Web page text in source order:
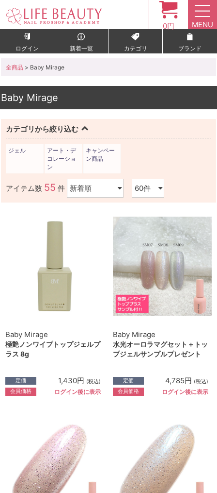
0円 MENU
ログイン 新着一覧 カテゴリ ブランド
全商品 > Baby Mirage
Baby Mirage
カテゴリから絞り込む
ジェル
アート・デ
コレーショ
ン
キャンペー
ン商品
アイテム数 55 件
Baby Mirage
極艶ノンワイプトップジェルプ
ラス 8g
定価 1,430円 (税込)
会員価格 ログイン後に表示
Baby Mirage
水光オーロラマグセット＋トッ
プジェルサンプルプレゼント
定価 4,785円 (税込)
会員価格 ログイン後に表示